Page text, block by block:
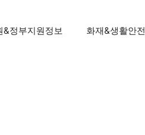
&정부지원정보 화재&생활안전